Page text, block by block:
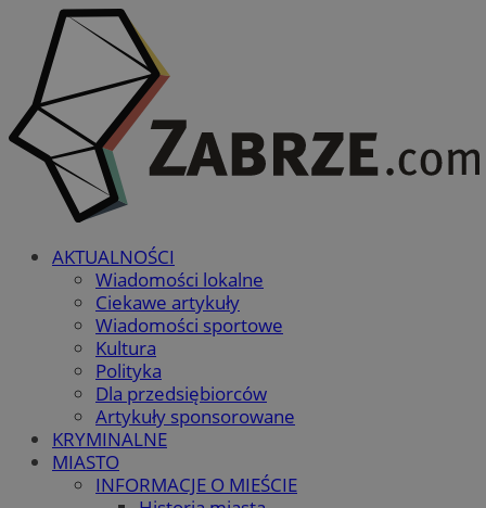
AKTUALNOŚCI
Wiadomości lokalne
Ciekawe artykuły
Wiadomości sportowe
Kultura
Polityka
Dla przedsiębiorców
Artykuły sponsorowane
KRYMINALNE
MIASTO
INFORMACJE O MIEŚCIE